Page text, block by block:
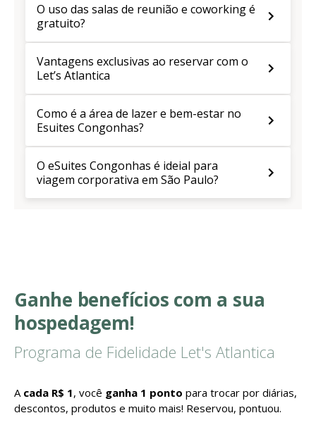
O uso das salas de reunião e coworking é
gratuito?
Vantagens exclusivas ao reservar com o
Let’s Atlantica
Como é a área de lazer e bem-estar no
Esuites Congonhas?
O eSuites Congonhas é ideial para
viagem corporativa em São Paulo?
Ganhe benefícios com a sua
hospedagem!
Programa de Fidelidade Let's Atlantica
A cada R$ 1, você ganha 1 ponto para trocar por diárias,
descontos, produtos e muito mais! Reservou, pontuou.